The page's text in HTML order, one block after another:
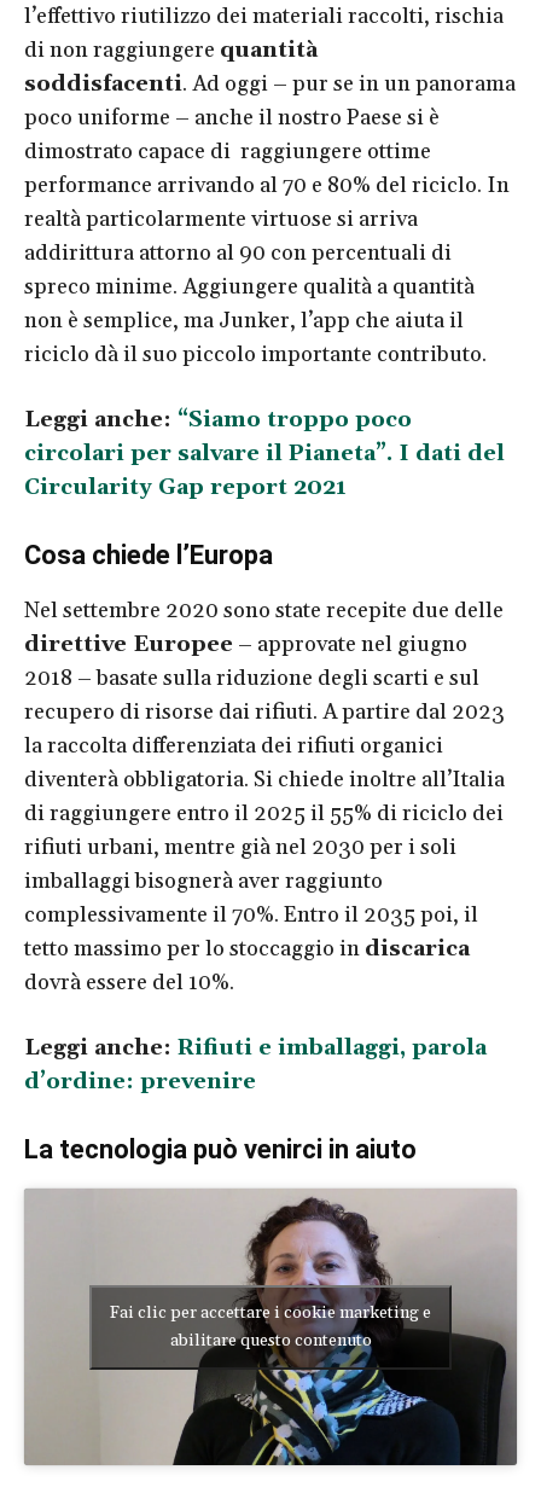
l’effettivo riutilizzo dei materiali raccolti, rischia
di non raggiungere quantità
soddisfacenti. Ad oggi – pur se in un panorama
poco uniforme – anche il nostro Paese si è
dimostrato capace di raggiungere ottime
performance arrivando al 70 e 80% del riciclo. In
realtà particolarmente virtuose si arriva
addirittura attorno al 90 con percentuali di
spreco minime. Aggiungere qualità a quantità
non è semplice, ma Junker, l’app che aiuta il
riciclo dà il suo piccolo importante contributo.
Leggi anche: “Siamo troppo poco
circolari per salvare il Pianeta”. I dati del
Circularity Gap report 2021
Cosa chiede l’Europa
Nel settembre 2020 sono state recepite due delle
direttive Europee – approvate nel giugno
2018 – basate sulla riduzione degli scarti e sul
recupero di risorse dai rifiuti. A partire dal 2023
la raccolta differenziata dei rifiuti organici
diventerà obbligatoria. Si chiede inoltre all’Italia
di raggiungere entro il 2025 il 55% di riciclo dei
rifiuti urbani, mentre già nel 2030 per i soli
imballaggi bisognerà aver raggiunto
complessivamente il 70%. Entro il 2035 poi, il
tetto massimo per lo stoccaggio in discarica
dovrà essere del 10%.
Leggi anche: Rifiuti e imballaggi, parola
d’ordine: prevenire
La tecnologia può venirci in aiuto
Fai clic per accettare i cookie marketing e
abilitare questo contenuto